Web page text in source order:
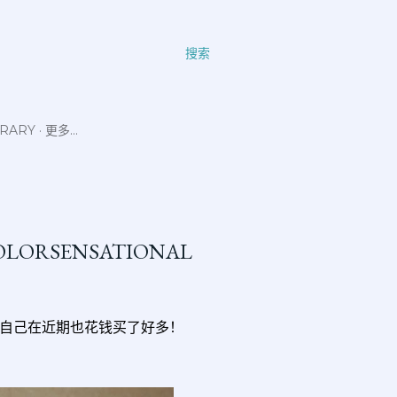
搜索
更多…
己在近期也花钱买了好多！